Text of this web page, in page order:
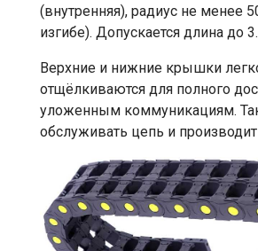
(внутренняя), радиус не менее
изгибе). Допускается длина до
Верхние и нижние крышки
отщёлкиваются для полного
уложенным коммуникациям.
обслуживать цепь и